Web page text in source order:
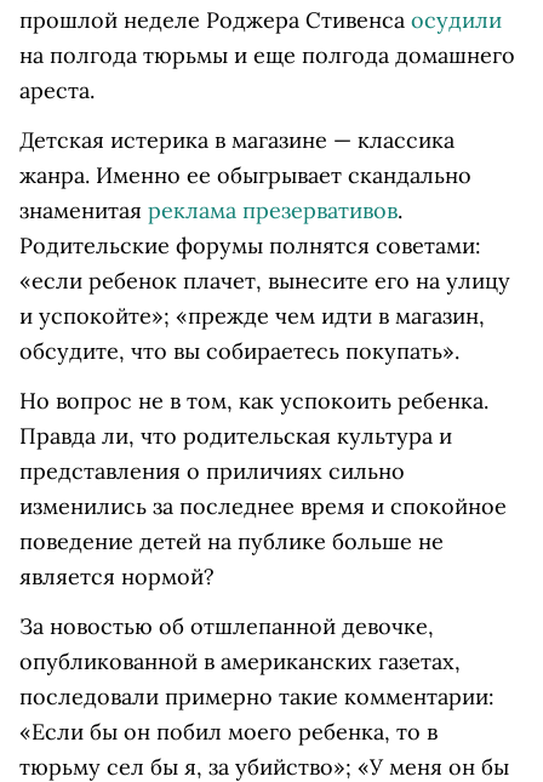
прошлой неделе Роджера Стивенса осудили
на полгода тюрьмы и еще полгода домашнего
ареста.
Детская истерика в магазине — классика
жанра. Именно ее обыгрывает скандально
знаменитая реклама презервативов.
Родительские форумы полнятся советами:
«если ребенок плачет, вынесите его на улицу
и успокойте»; «прежде чем идти в магазин,
обсудите, что вы собираетесь покупать».
Но вопрос не в том, как успокоить ребенка.
Правда ли, что родительская культура и
представления о приличиях сильно
изменились за последнее время и спокойное
поведение детей на публике больше не
является нормой?
За новостью об отшлепанной девочке,
опубликованной в американских газетах,
последовали примерно такие комментарии:
«Если бы он побил моего ребенка, то в
тюрьму сел бы я, за убийство»; «У меня он бы